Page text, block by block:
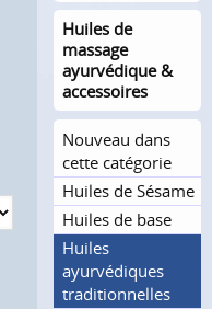
Huiles de
massage
ayurvédique &
accessoires
Nouveau dans
cette catégorie
Huiles de Sésame
Huiles de base
Huiles
ayurvédiques
tradition­nelles